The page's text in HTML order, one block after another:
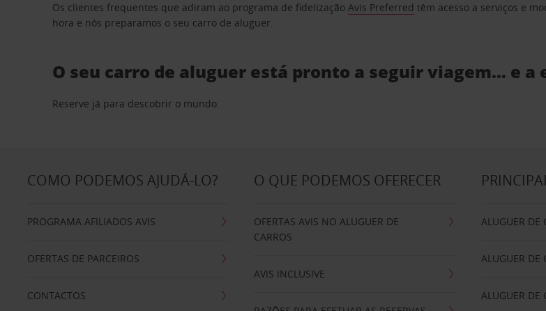
Os clientes frequentes que adiram ao programa de fidelizaçãoAvis Preferred têm acesso a serviços e
hora e nós preparamos o seu carro de aluguer.
O seu carro de aluguer está pronto a seguir viagem… e a
Reserve já para descobrir o mundo.
COMO PODEMOS AJUDÁ-LO?
PROGRAMA AFILIADOS AVIS
OFERTAS DE PARCEIROS
CONTACTOS
O QUE PODEMOS OFERECER
OFERTAS AVIS NO ALUGUER DE
CARROS
AVIS INCLUSIVE
ALUGUER DE
ALUGUER DE
ALUGUER DE